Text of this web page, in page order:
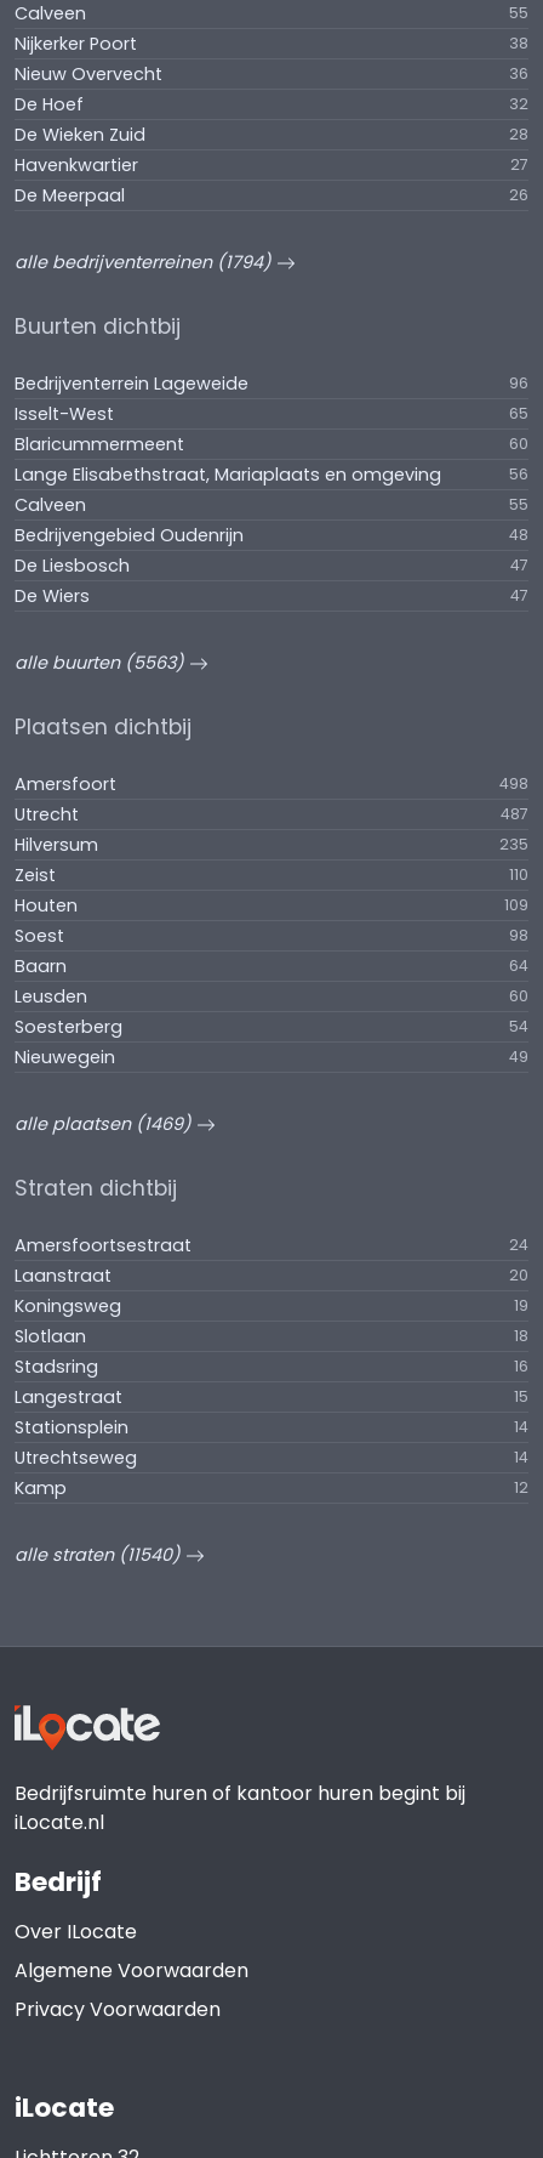
Calveen 55
Nijkerker Poort 38
Nieuw Overvecht 36
De Hoef 32
De Wieken Zuid 28
Havenkwartier 27
De Meerpaal 26
alle bedrijventerreinen (1794)
Buurten dichtbij
Bedrijventerrein Lageweide 96
Isselt-West 65
Blaricummermeent 60
Lange Elisabethstraat, Mariaplaats en omgeving 56
Calveen 55
Bedrijvengebied Oudenrijn 48
De Liesbosch 47
De Wiers 47
alle buurten (5563)
Plaatsen dichtbij
Amersfoort 498
Utrecht 487
Hilversum 235
Zeist 110
Houten 109
Soest 98
Baarn 64
Leusden 60
Soesterberg 54
Nieuwegein 49
alle plaatsen (1469)
Straten dichtbij
Amersfoortsestraat 24
Laanstraat 20
Koningsweg 19
Slotlaan 18
Stadsring 16
Langestraat 15
Stationsplein 14
Utrechtseweg 14
Kamp 12
alle straten (11540)
Bedrijfsruimte huren of kantoor huren begint bij
iLocate.nl
Bedrijf
Over ILocate
Algemene Voorwaarden
Privacy Voorwaarden
iLocate